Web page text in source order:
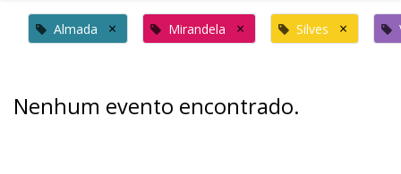
Almada × Mirandela × Silves ×
Nenhum evento encontrado.